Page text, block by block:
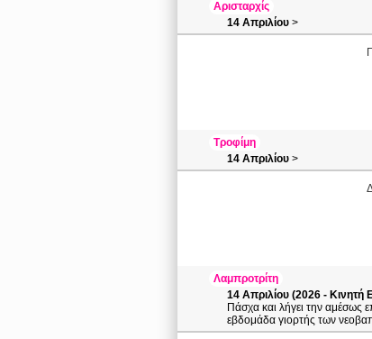
Αρισταρχίς
14 Απριλίου >
Τροφίμη
14 Απριλίου >
Λαμπροτρίτη
14 Απριλίου (2026 - Κινητή
Πάσχα και λήγει την αμέσως
εβδομάδα γιορτής των